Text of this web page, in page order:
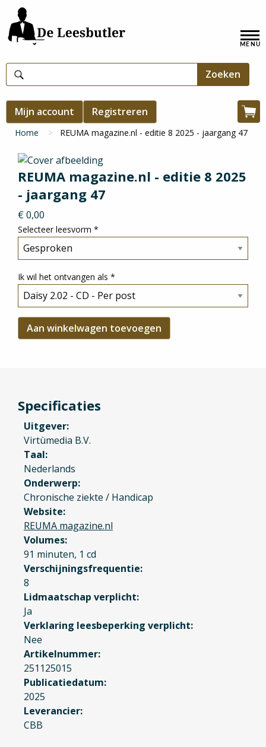
Overslaan
en
naar
inhoud
gaan
Hoofdnavigatie
Gebruikersmenu
Mijn account Registreren
Kruimelpad
Home REUMA magazine.nl - editie 8 2025 - jaargang 47
REUMA magazine.nl - editie 8 2025
- jaargang 47
€ 0,00
Selecteer leesvorm *
Ik wil het ontvangen als *
Specificaties
Uitgever
Virtùmedia B.V.
Taal
Nederlands
Onderwerp
Chronische ziekte / Handicap
Website
REUMA magazine.nl
Volumes
91 minuten, 1 cd
Verschijningsfrequentie
8
Lidmaatschap verplicht
Ja
Verklaring leesbeperking verplicht
Nee
Artikelnummer
251125015
Publicatiedatum
2025
Leverancier
CBB